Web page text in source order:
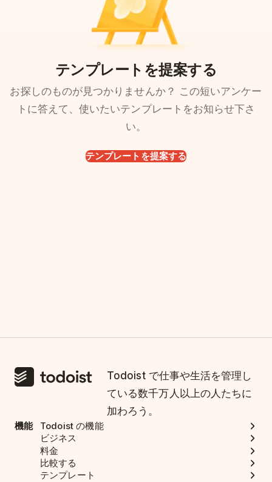
テンプレートを提案する
お探しのものが見つかりませんか？ この短いアンケー
トに答えて、使いたいテンプレートをお知らせ下さ
い。
テンプレートを提案する
Todoist で仕事や生活を管理し
ている数千万人以上の人たちに
加わろう。
機能
Todoist の機能
ビジネス
料金
比較する
テンプレート